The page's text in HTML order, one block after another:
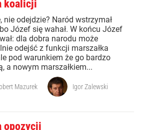
koalicji
nie odejdzie? Naród wstrzymał
Józef się wahał. W końcu Józef
dla dobra narodu może
odejść z funkcji marszałka
pod warunkiem że go bardzo
a nowym marszałkiem...
Mazurek Igor Zalewski
opozycji